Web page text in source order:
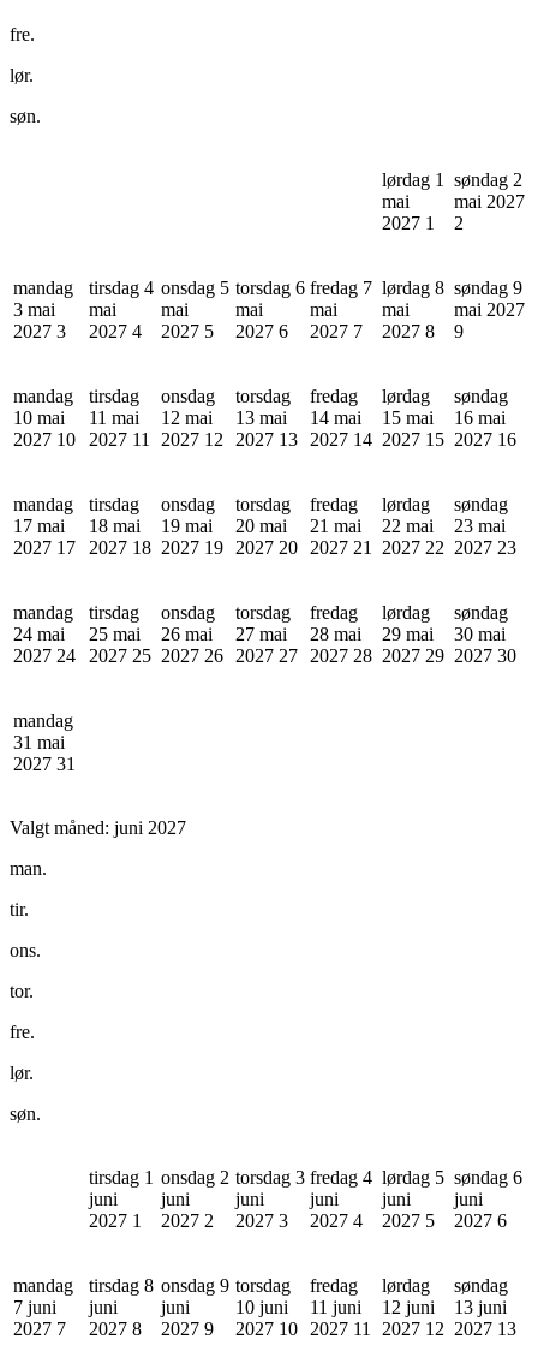
fre.
lør.
søn.
lørdag 1
mai
2027 1
søndag 2
mai 2027
2
mandag
3 mai
2027 3
tirsdag 4
mai
2027 4
onsdag 5
mai
2027 5
torsdag 6
mai
2027 6
fredag 7
mai
2027 7
lørdag 8
mai
2027 8
søndag 9
mai 2027
9
mandag
10 mai
2027 10
tirsdag
11 mai
2027 11
onsdag
12 mai
2027 12
torsdag
13 mai
2027 13
fredag
14 mai
2027 14
lørdag
15 mai
2027 15
søndag
16 mai
2027 16
mandag
17 mai
2027 17
tirsdag
18 mai
2027 18
onsdag
19 mai
2027 19
torsdag
20 mai
2027 20
fredag
21 mai
2027 21
lørdag
22 mai
2027 22
søndag
23 mai
2027 23
mandag
24 mai
2027 24
tirsdag
25 mai
2027 25
onsdag
26 mai
2027 26
torsdag
27 mai
2027 27
fredag
28 mai
2027 28
lørdag
29 mai
2027 29
søndag
30 mai
2027 30
mandag
31 mai
2027 31
Valgt måned: juni 2027
man.
tir.
ons.
tor.
fre.
lør.
søn.
tirsdag 1
juni
2027 1
onsdag 2
juni
2027 2
torsdag 3
juni
2027 3
fredag 4
juni
2027 4
lørdag 5
juni
2027 5
søndag 6
juni
2027 6
mandag
7 juni
2027 7
tirsdag 8
juni
2027 8
onsdag 9
juni
2027 9
torsdag
10 juni
2027 10
fredag
11 juni
2027 11
lørdag
12 juni
2027 12
søndag
13 juni
2027 13